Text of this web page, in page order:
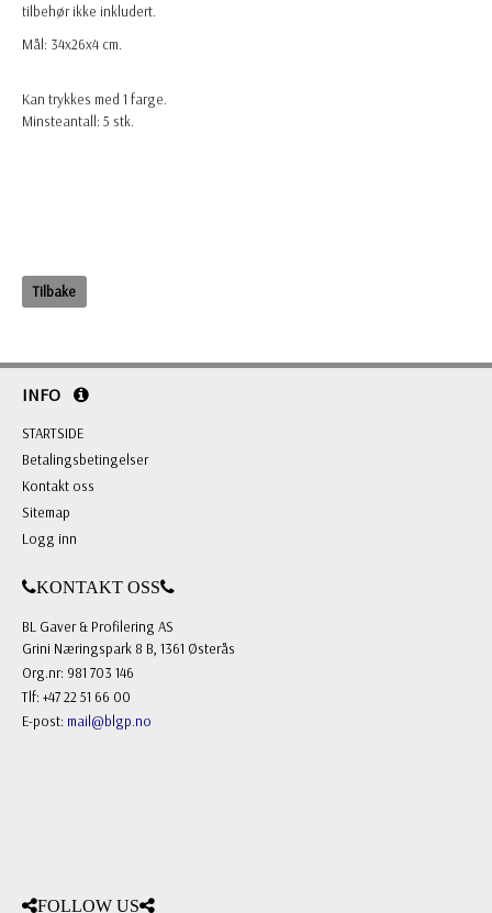
tilbehør ikke inkludert.
Mål: 34x26x4 cm.
Kan trykkes med 1 farge.
Minsteantall: 5 stk.
Tilbake
INFO
STARTSIDE
Betalingsbetingelser
Kontakt oss
Sitemap
Logg inn
KONTAKT OSS
BL Gaver & Profilering AS
Grini Næringspark 8 B, 1361 Østerås
Org.nr: 981 703 146
Tlf: +47 22 51 66 00
E-post: mail@blgp.no
FOLLOW US